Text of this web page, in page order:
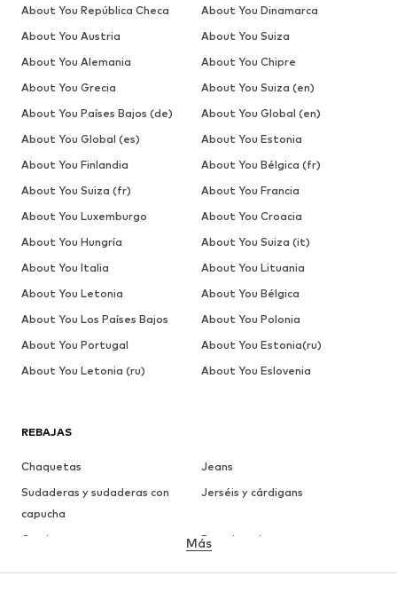
REBAJAS
Chaquetas
Jeans
Sudaderas y sudaderas con
capucha
Jerséis y cárdigans
Camisetas
Ropa interior
Más
About You República Checa
About You Dinamarca
About You Austria
About You Suiza
About You Alemania
About You Chipre
About You Grecia
About You Suiza (en)
About You Países Bajos (de)
About You Global (en)
About You Global (es)
About You Estonia
About You Finlandia
About You Bélgica (fr)
About You Suiza (fr)
About You Francia
About You Luxemburgo
About You Croacia
About You Hungría
About You Suiza (it)
About You Italia
About You Lituania
About You Letonia
About You Bélgica
About You Los Países Bajos
About You Polonia
About You Portugal
About You Estonia(ru)
About You Letonia (ru)
About You Eslovenia